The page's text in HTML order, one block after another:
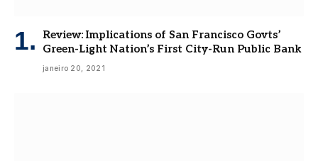
Review: Implications of San Francisco Govts’
Green-Light Nation’s First City-Run Public Bank
janeiro 20, 2021